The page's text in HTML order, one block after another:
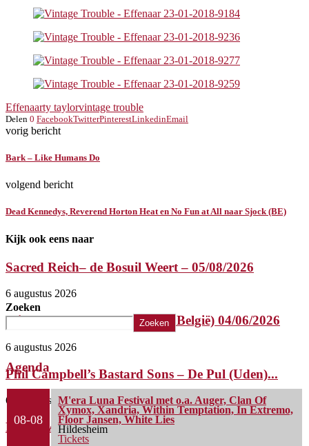
Effenaarty taylorvintage trouble
Delen 0 FacebookTwitterPinterestLinkedinEmail
vorig bericht
Bark – Like Humans Do
volgend bericht
Dead Kennedys, Reverend Horton Heat en No Fun at All naar Sjock (BE)
Kijk ook eens naar
Sacred Reich– de Bosuil Weert – 05/08/2026
6 augustus 2026
Misery Index – Elpee (Deinze, België) 04/06/2026
6 augustus 2026
Phil Campbell’s Bastard Sons – De Pul (Uden)...
6 augustus 2026
Life Of Agony + Second Function – Underworld...
Zoeken
Zoeken
Agenda
08-08
M'era Luna Festival met o.a. Auger, Clan Of
Xymox, Xandria, Within Temptation, In Extremo,
Floor Jansen, White Lies
Hildesheim
Tickets